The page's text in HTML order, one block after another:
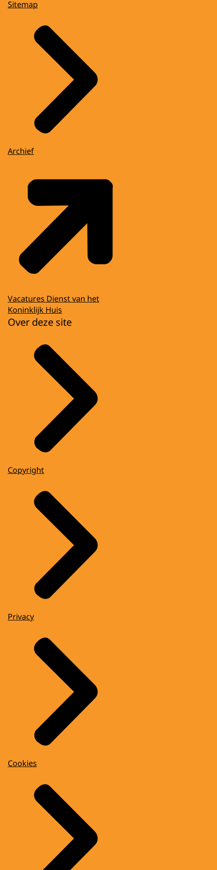
Sitemap
Archief
Vacatures Dienst van het
Koninklijk Huis
Over deze site
Copyright
Privacy
Cookies